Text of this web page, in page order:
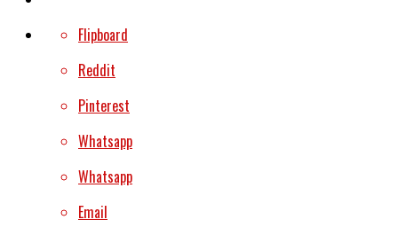
Flipboard
Reddit
Pinterest
Whatsapp
Whatsapp
Email